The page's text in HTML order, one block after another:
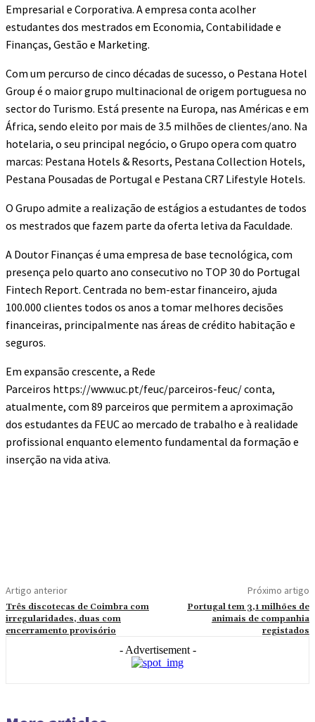
Empresarial e Corporativa. A empresa conta acolher
estudantes dos mestrados em Economia, Contabilidade e
Finanças, Gestão e Marketing.
Com um percurso de cinco décadas de sucesso, o Pestana Hotel
Group é o maior grupo multinacional de origem portuguesa no
sector do Turismo. Está presente na Europa, nas Américas e em
África, sendo eleito por mais de 3.5 milhões de clientes/ano. Na
hotelaria, o seu principal negócio, o Grupo opera com quatro
marcas: Pestana Hotels & Resorts, Pestana Collection Hotels,
Pestana Pousadas de Portugal e Pestana CR7 Lifestyle Hotels.
O Grupo admite a realização de estágios a estudantes de todos
os mestrados que fazem parte da oferta letiva da Faculdade.
A Doutor Finanças é uma empresa de base tecnológica, com
presença pelo quarto ano consecutivo no TOP 30 do Portugal
Fintech Report. Centrada no bem-estar financeiro, ajuda
100.000 clientes todos os anos a tomar melhores decisões
financeiras, principalmente nas áreas de crédito habitação e
seguros.
Em expansão crescente, a Rede
Parceiros https://www.uc.pt/feuc/parceiros-feuc/ conta,
atualmente, com 89 parceiros que permitem a aproximação
dos estudantes da FEUC ao mercado de trabalho e à realidade
profissional enquanto elemento fundamental da formação e
inserção na vida ativa.
Artigo anterior
Três discotecas de Coimbra com
irregularidades, duas com
encerramento provisório
Próximo artigo
Portugal tem 3,1 milhões de
animais de companhia
registados
- Advertisement -